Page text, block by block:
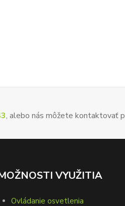
, alebo nás môžete kontaktovať
VYUŽITIA
Ovládanie osvetlenia